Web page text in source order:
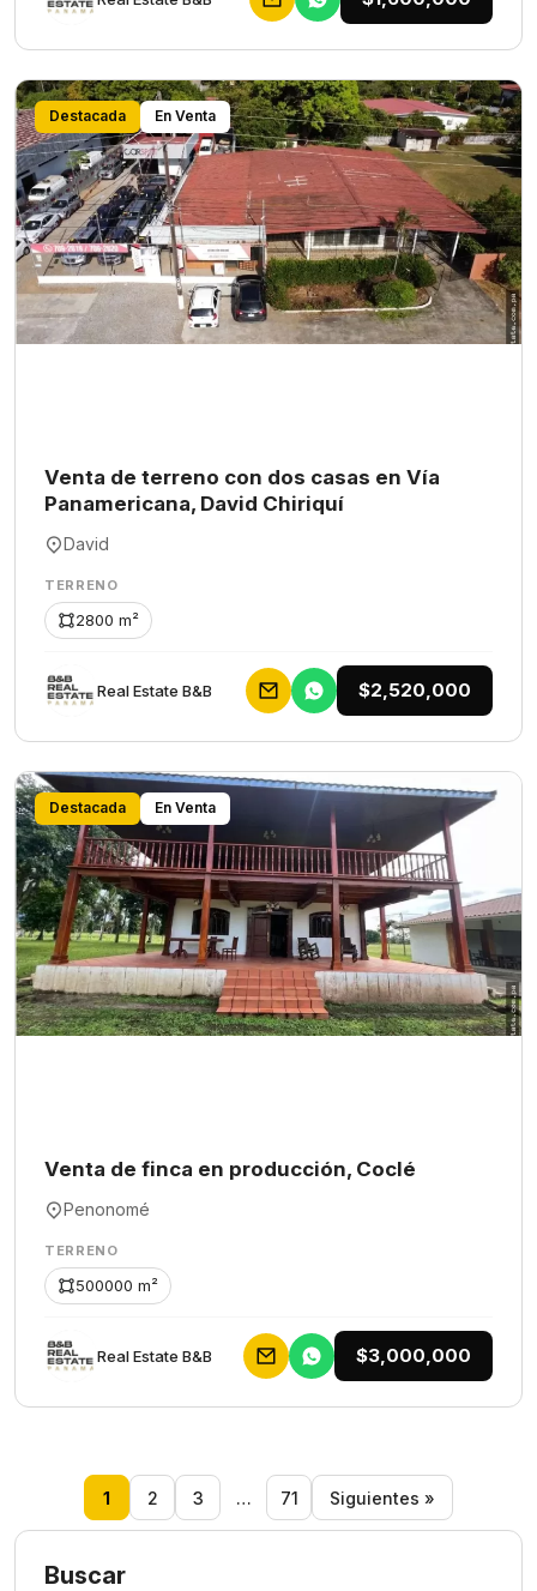
Destacada En Venta
Venta de terreno con dos casas en Vía
Panamericana, David Chiriquí
David
TERRENO
2800 m²
Rеаl Еstаtе В&В $2,520,000
Destacada En Venta
Venta de finca en producción, Coclé
Penonomé
TERRENO
500000 m²
Rеаl Еstаtе В&В $3,000,000
1 2 3 … 71 Siguientes »
Buscar